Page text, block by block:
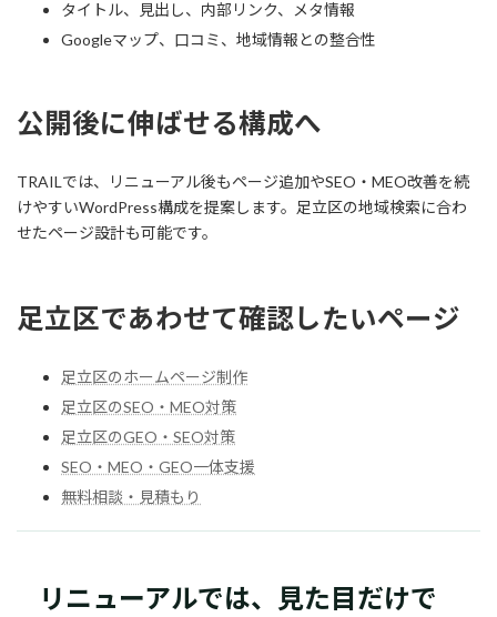
タイトル、見出し、内部リンク、メタ情報
Googleマップ、口コミ、地域情報との整合性
公開後に伸ばせる構成へ
TRAILでは、リニューアル後もページ追加やSEO・MEO改善を続
けやすいWordPress構成を提案します。足立区の地域検索に合わ
せたページ設計も可能です。
足立区であわせて確認したいページ
足立区のホームページ制作
足立区のSEO・MEO対策
足立区のGEO・SEO対策
SEO・MEO・GEO一体支援
無料相談・見積もり
リニューアルでは、見た目だけで